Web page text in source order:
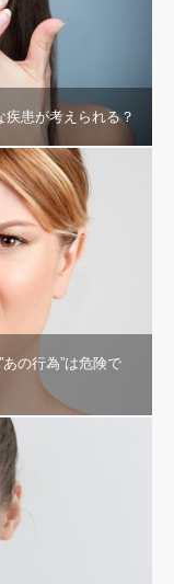
患が考えられる？
の行為”は危険で